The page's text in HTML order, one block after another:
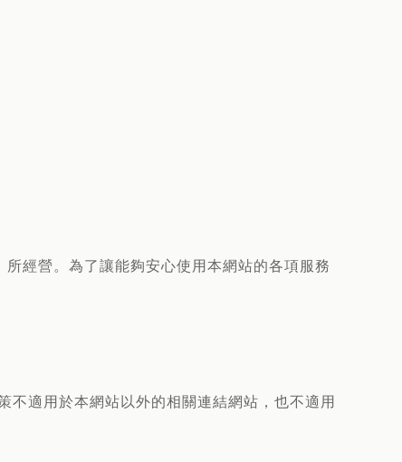
經營。為了讓能夠安心使用本網站的各項服務
不適用於本網站以外的相關連結網站，也不適用